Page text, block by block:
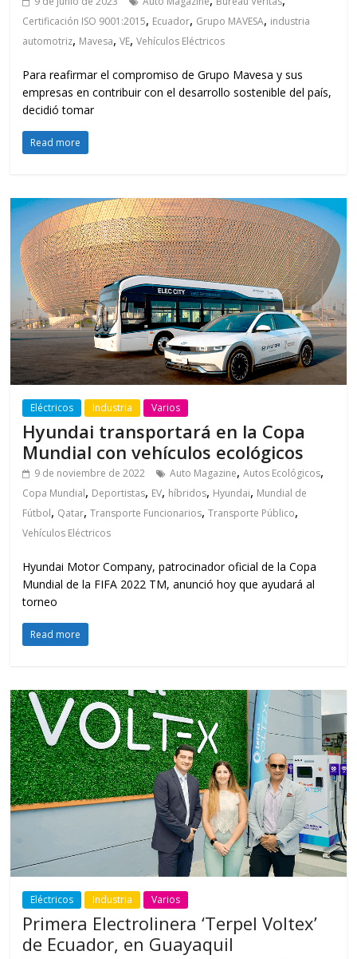
Certificación ISO 9001:2015, Ecuador, Grupo MAVESA, industria
automotriz, Mavesa,VE,Vehículos Eléctricos
Para reafirmar el compromiso de Grupo Mavesa y sus
empresas en contribuir con el desarrollo sostenible del país,
decidió tomar
Read more
Eléctricos Industria Varios
Hyundai transportará en la Copa
Mundial con vehículos ecológicos
9 de noviembre de 2022 Auto Magazine,Autos Ecológicos,
Copa Mundial, Deportistas, EV, híbridos, Hyundai, Mundial de
Fútbol, Qatar,Transporte Funcionarios,Transporte Público,
Vehículos Eléctricos
Hyundai Motor Company, patrocinador oficial de la Copa
Mundial de la FIFA 2022 TM, anunció hoy que ayudará al
torneo
Read more
Eléctricos Industria Varios
Primera Electrolinera ‘Terpel Voltex’
de Ecuador, en Guayaquil